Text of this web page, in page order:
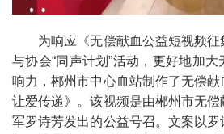
为响应《无偿献血公益短视频
与协会“同声计划”活动，更好地加
响力，郴州市中心血站制作了无偿
让爱传递》。该视频是由郴州市无
军罗诗芳发出的公益号召。文案以罗